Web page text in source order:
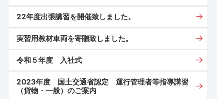
22年度出張講習を開催致しました。
実習用教材車両を寄贈致しました。
令和５年度 入社式
2023年度 国土交通省認定 運行管理者等指導講習
（貨物・一般）のご案内